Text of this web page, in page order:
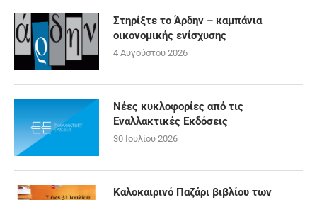
Στηρίξτε το Άρδην – καμπάνια
οικονομικής ενίσχυσης
4 Αυγούστου 2026
Νέες κυκλοφορίες από τις
Εναλλακτικές Εκδόσεις
30 Ιουλίου 2026
Καλοκαιρινό Παζάρι βιβλίου των